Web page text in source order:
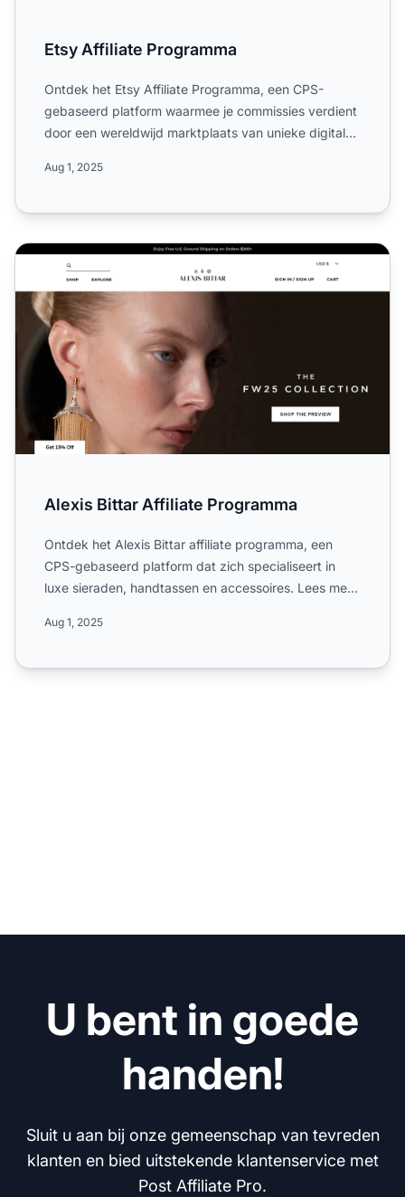
Etsy Affiliate Programma
Ontdek het Etsy Affiliate Programma, een CPS-
gebaseerd platform waarmee je commissies verdient
door een wereldwijd marktplaats van unieke digitale
Aug 1, 2025
Alexis Bittar Affiliate Programma
Alexis Bittar Affiliate Programma
Ontdek het Alexis Bittar affiliate programma, een
CPS-gebaseerd platform dat zich specialiseert in
luxe sieraden, handtassen en accessoires. Lees meer
Aug 1, 2025
U bent in goede
handen!
Sluit u aan bij onze gemeenschap van tevreden
klanten en bied uitstekende klantenservice met
Post Affiliate Pro.